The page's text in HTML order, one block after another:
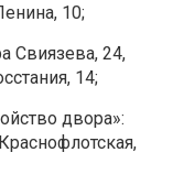
10;
Свиязева, 24,
14;
двора»: